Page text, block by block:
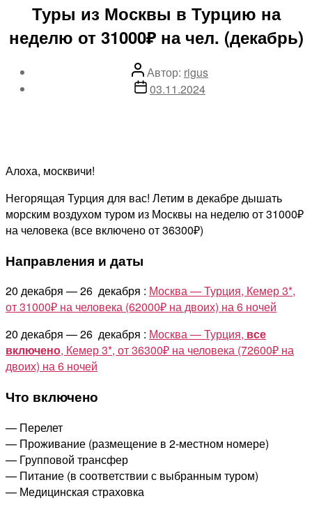
Туры из Москвы в Турцию на
неделю от 31000₽ на чел. (декабрь)
Автор
записи
Автор: rigus
Дата03.11.2024
Алоха, москвичи!
Негорящая Турция для вас! Летим в декабре дышать
морским воздухом туром из Москвы на неделю от 31000₽
на человека (все включено от 36300₽)
Направления и даты
20 декабря — 26 декабря : Москва — Турция, Кемер 3*,
от 31000₽ на человека (62000₽ на двоих) на 6 ночей
20 декабря — 26 декабря : Москва — Турция, все
включено, Кемер 3*, от 36300₽ на человека (72600₽ на
двоих) на 6 ночей
Что включено
— Перелет
— Проживание (размещение в 2-местном номере)
— Групповой трансфер
— Питание (в соответствии с выбранным туром)
— Медицинская страховка